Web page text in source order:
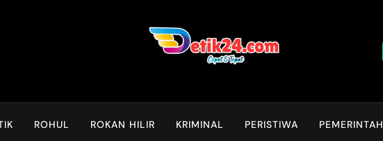
ROHUL ROKAN HILIR KRIMINAL PERISTIWA PEMERINTAH